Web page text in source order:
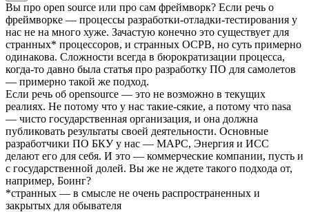
Вы про open source или про сам фреймворк? Если речь о
фреймворке — процессы разработки-отладки-тестирования у
нас не на много хуже. Зачастую конечно это существует для
странных* процессоров, и странных ОСРВ, но суть примерно
одинакова. Сложности всегда в бюрократизации процесса,
когда-то давно была статья про разработку ПО для самолетов
— примерно такой же подход.
Если речь об opensource — это не возможно в текущих
реалиях. Не потому что у нас такие-сякие, а потому что nasa
— чисто государственная организация, и она должна
публиковать результаты своей деятельности. Основные
разработчики ПО БКУ у нас — МАРС, Энергия и ИСС
делают его для себя. И это — коммерческие компании, пусть и
с государственной долей. Вы же не ждете такого подхода от,
например, Боинг?
*странных — в смысле не очень распространенных и
закрытых для обывателя